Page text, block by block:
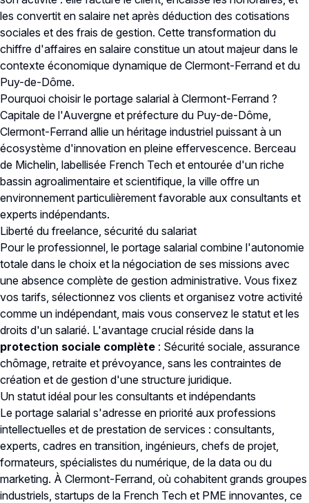
les convertit en salaire net après déduction des cotisations
sociales et des frais de gestion. Cette transformation du
chiffre d'affaires en salaire constitue un atout majeur dans le
contexte économique dynamique de Clermont-Ferrand et du
Puy-de-Dôme.
Pourquoi choisir le portage salarial à Clermont-Ferrand ?
Capitale de l'Auvergne et préfecture du Puy-de-Dôme,
Clermont-Ferrand allie un héritage industriel puissant à un
écosystème d'innovation en pleine effervescence. Berceau
de Michelin, labellisée French Tech et entourée d'un riche
bassin agroalimentaire et scientifique, la ville offre un
environnement particulièrement favorable aux consultants et
experts indépendants.
Liberté du freelance, sécurité du salariat
Pour le professionnel, le portage salarial combine l'autonomie
totale dans le choix et la négociation de ses missions avec
une absence complète de gestion administrative. Vous fixez
vos tarifs, sélectionnez vos clients et organisez votre activité
comme un indépendant, mais vous conservez le statut et les
droits d'un salarié. L'avantage crucial réside dans la
protection sociale complète : Sécurité sociale, assurance
chômage, retraite et prévoyance, sans les contraintes de
création et de gestion d'une structure juridique.
Un statut idéal pour les consultants et indépendants
Le portage salarial s'adresse en priorité aux professions
intellectuelles et de prestation de services : consultants,
experts, cadres en transition, ingénieurs, chefs de projet,
formateurs, spécialistes du numérique, de la data ou du
marketing. À Clermont-Ferrand, où cohabitent grands groupes
industriels, startups de la French Tech et PME innovantes, ce